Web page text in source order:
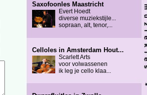
Saxofoonles Maastricht
Evert Hoedt
diverse muziekstijle...
sopraan, alt, tenor,...
Celloles in Amsterdam Hout...
Scarlett Arts
voor volwassenen
ik leg je cello klaa...